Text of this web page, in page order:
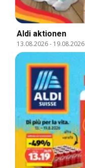
Aldi aktionen
13.08.2026- 19.08.2026